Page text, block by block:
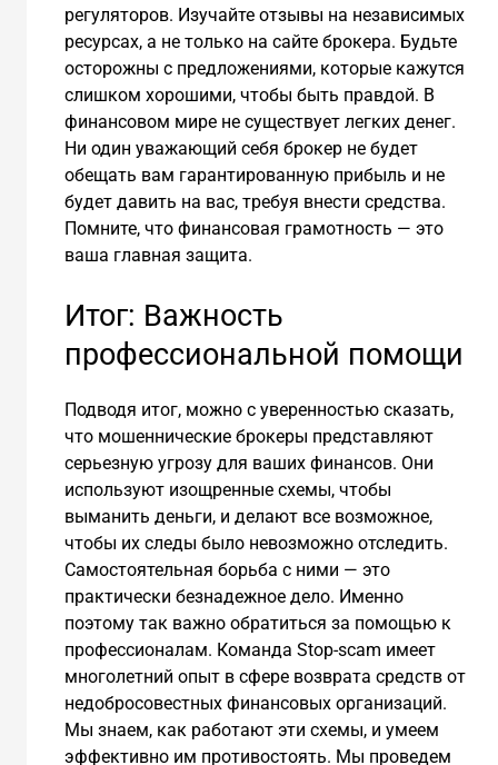
регуляторов. Изучайте отзывы на независимых
ресурсах, а не только на сайте брокера. Будьте
осторожны с предложениями, которые кажутся
слишком хорошими, чтобы быть правдой. В
финансовом мире не существует легких денег.
Ни один уважающий себя брокер не будет
обещать вам гарантированную прибыль и не
будет давить на вас, требуя внести средства.
Помните, что финансовая грамотность — это
ваша главная защита.
Итог: Важность
профессиональной помощи
Подводя итог, можно с уверенностью сказать,
что мошеннические брокеры представляют
серьезную угрозу для ваших финансов. Они
используют изощренные схемы, чтобы
выманить деньги, и делают все возможное,
чтобы их следы было невозможно отследить.
Самостоятельная борьба с ними — это
практически безнадежное дело. Именно
поэтому так важно обратиться за помощью к
профессионалам. Команда Stop-scam имеет
многолетний опыт в сфере возврата средств от
недобросовестных финансовых организаций.
Мы знаем, как работают эти схемы, и умеем
эффективно им противостоять. Мы проведем